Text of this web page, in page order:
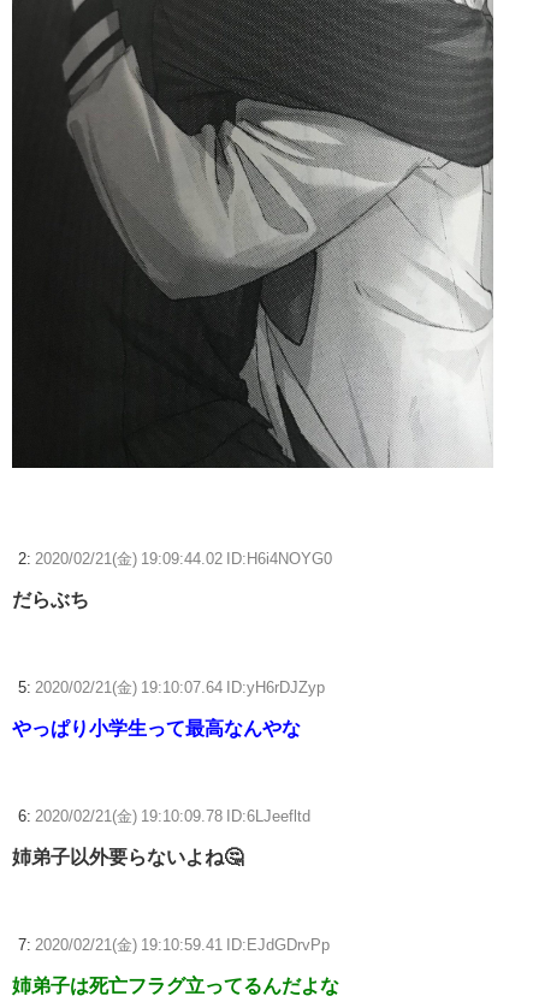
2: 2020/02/21(金) 19:09:44.02 ID:H6i4NOYG0
だらぶち
5: 2020/02/21(金) 19:10:07.64 ID:yH6rDJZyp
やっぱり小学生って最高なんやな
6: 2020/02/21(金) 19:10:09.78 ID:6LJeefltd
姉弟子以外要らないよね🤔
7: 2020/02/21(金) 19:10:59.41 ID:EJdGDrvPp
姉弟子は死亡フラグ立ってるんだよな